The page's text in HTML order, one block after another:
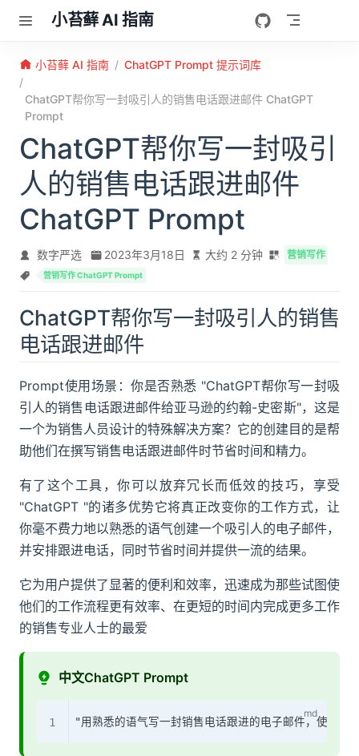
跳至主要內容小苔藓 AI 指南
小苔藓 AI 指南 ChatGPT Prompt 提示词库
ChatGPT帮你写一封吸引人的销售电话跟进邮件 ChatGPT
Prompt
ChatGPT帮你写一封吸引
人的销售电话跟进邮件
ChatGPT Prompt
数字严选 2023年3月18日 大约 2 分钟 营销写作
营销写作 ChatGPT Prompt
ChatGPT帮你写一封吸引人的销售
电话跟进邮件
Prompt使用场景：你是否熟悉 "ChatGPT帮你写一封吸
引人的销售电话跟进邮件给亚马逊的约翰-史密斯"，这是
一个为销售人员设计的特殊解决方案？它的创建目的是帮
助他们在撰写销售电话跟进邮件时节省时间和精力。
有了这个工具，你可以放弃冗长而低效的技巧，享受
"ChatGPT "的诸多优势它将真正改变你的工作方式，让
你毫不费力地以熟悉的语气创建一个吸引人的电子邮件，
并安排跟进电话，同时节省时间并提供一流的结果。
它为用户提供了显著的便利和效率，迅速成为那些试图使
他们的工作流程更有效率、在更短的时间内完成更多工作
的销售专业人士的最爱
中文ChatGPT Prompt